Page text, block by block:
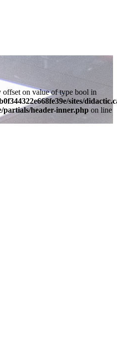
offset on value of type bool in
sites/
partials/header-inner.php on line